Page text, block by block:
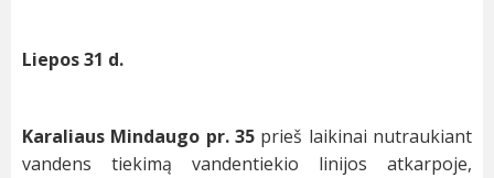
Liepos 31 d.
Karaliaus Mindaugo pr. 35 prieš laikinai nutraukiant
vandens tiekimą vandentiekio linijos atkarpoje,